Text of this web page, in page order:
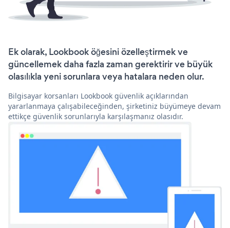
Ek olarak, Lookbook öğesini özelleştirmek ve
güncellemek daha fazla zaman gerektirir ve büyük
olasılıkla yeni sorunlara veya hatalara neden olur.
Bilgisayar korsanları Lookbook güvenlik açıklarından
yararlanmaya çalışabileceğinden, şirketiniz büyümeye devam
ettikçe güvenlik sorunlarıyla karşılaşmanız olasıdır.